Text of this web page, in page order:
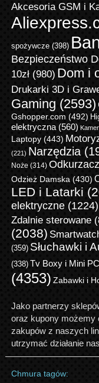
Akcesoria GSM i
spożywcze(398)
Bezpieczeństwo
10zł(980) Dom i
Drukarki 3D i
Gaming (2593)
Gshopper.com (492)
elektryczna(560)
Laptopy(443)
(221) Narzędzia
Noże (314)
Odzież Damska (430)
LED i Latarki
elektryczne(1224)
Zdalnie sterowane
(2038)
(359) Słuchawki i
(338) Tv Boxy i Mini PC
(4353) Zabawki i
Jako partnerzy
oraz kupony możemy
zakupów z naszych
utrzymać działanie
Chmura tagów: